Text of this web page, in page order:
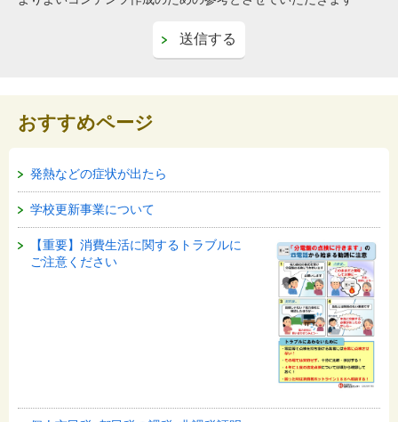
おすすめページ
発熱などの症状が出たら
学校更新事業について
【重要】消費生活に関するトラブルに
ご注意ください